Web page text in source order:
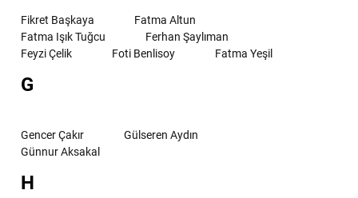
Fikret Başkaya
Fatma Altun
Fatma Işık Tuğcu
Ferhan Şaylıman
Feyzi Çelik
Foti Benlisoy Fatma Yeşil
G
Gencer Çakır
Gülseren Aydın
Günnur Aksakal
H